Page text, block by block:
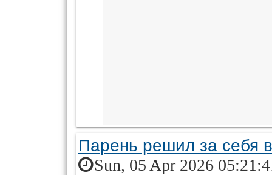
Парень решил за себя
Sun, 05 Apr 2026